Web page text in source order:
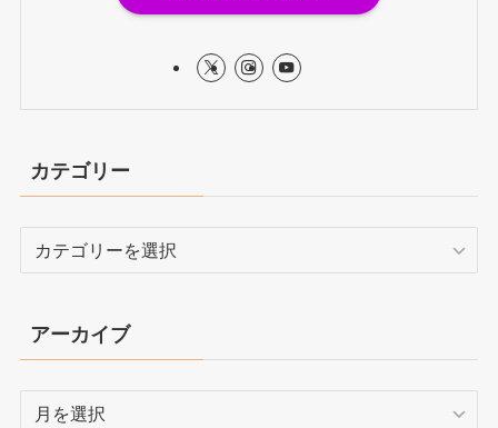
カテゴリー
リ
ー
アーカイブ